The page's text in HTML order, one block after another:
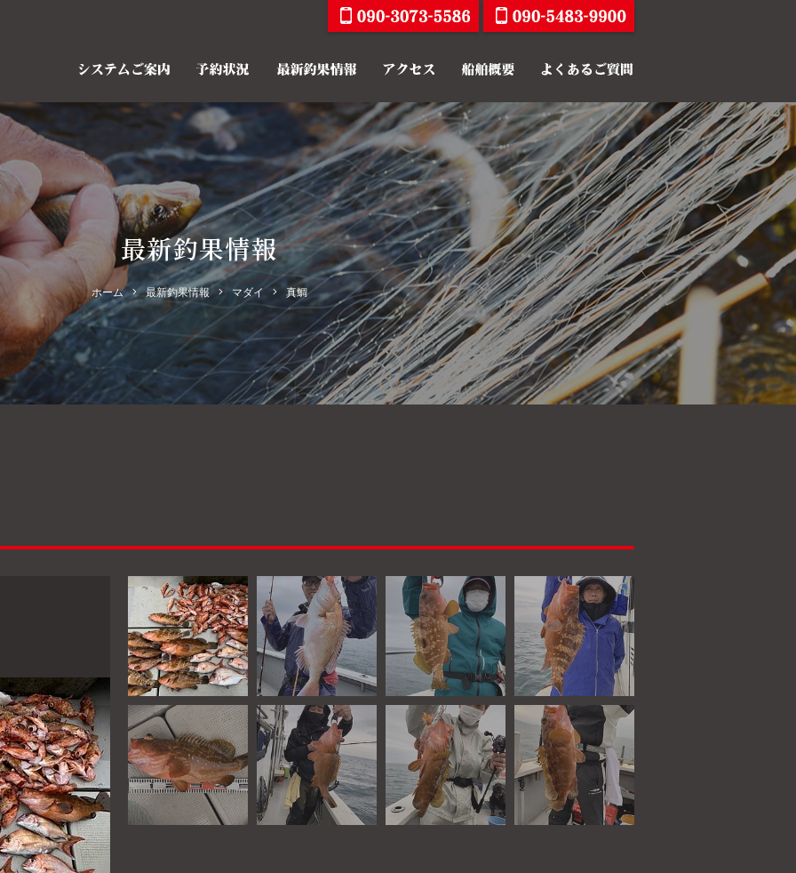
最新釣果情報
ホーム 最新釣果情報 マダイ 真鯛